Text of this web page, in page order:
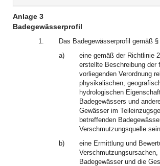
Anlage 3
Badegewässerprofil
1.
Das Badegewässerprofil gemäß
a)
eine gemäß der Richtlinie
erstellte Beschreibung der
vorliegenden Verordnung
physikalischen,
hydrologischen
Badegewässers und
Gewässer im
betreffenden
Verschmutzungsquelle
b)
eine Ermittlung und
Verschmutzungsursachen,
Badegewässer und die